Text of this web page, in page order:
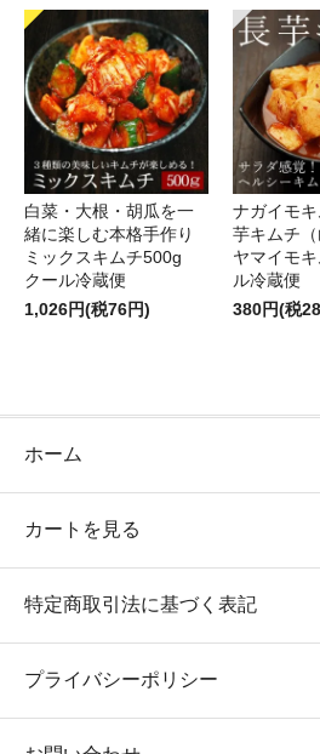
白菜・大根・胡瓜を一
緒に楽しむ本格手作り
ミックスキムチ500g
クール冷蔵便
1,026円(税76円)
ナガイモ
芋キムチ
ヤマイモ
ル冷蔵便
380円(税
ホーム
カートを見る
特定商取引法に基づく表記
プライバシーポリシー